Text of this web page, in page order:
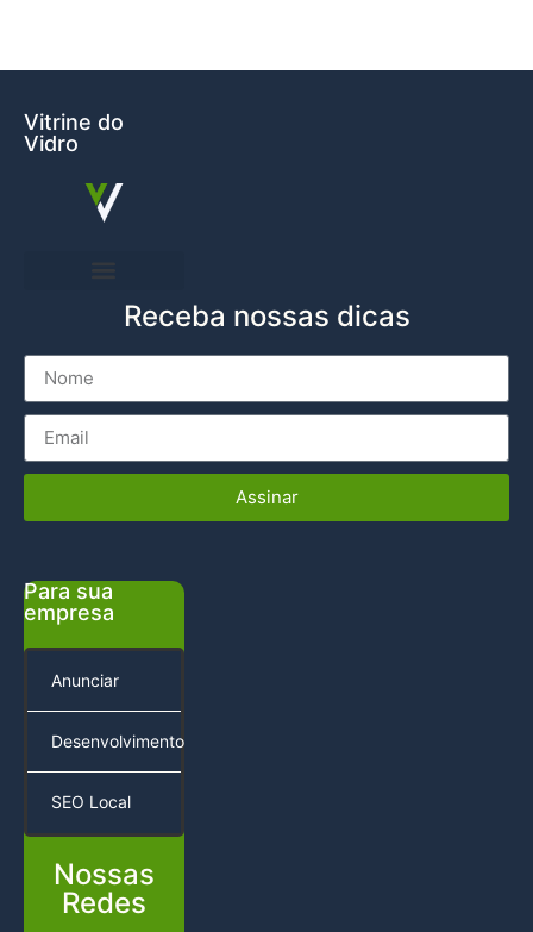
Vitrine do
Vidro
Receba nossas dicas
Assinar
Para sua
empresa
Anunciar
Desenvolvimento
SEO Local
Nossas
Redes